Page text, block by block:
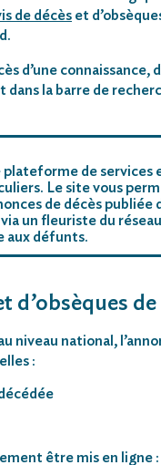
de décès et
d’une connaissance,
la barre de
plateforme de
Le site vous
de décès
un fleuriste du
aux défunts.
d’obsèques
niveau national,
:
être mis en ligne :